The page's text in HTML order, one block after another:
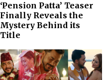
‘Pension Patta’ Teaser
Finally Reveals the
Mystery Behind its
Title